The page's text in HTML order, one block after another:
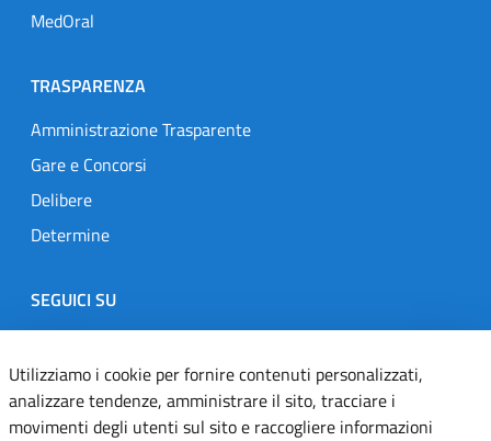
MedOral
TRASPARENZA
Amministrazione Trasparente
Gare e Concorsi
Delibere
Determine
SEGUICI SU
Designers Italia
TwitterInstagramYoutubeLinkedin
Utilizziamo i cookie per fornire contenuti personalizzati,
analizzare tendenze, amministrare il sito, tracciare i
movimenti degli utenti sul sito e raccogliere informazioni